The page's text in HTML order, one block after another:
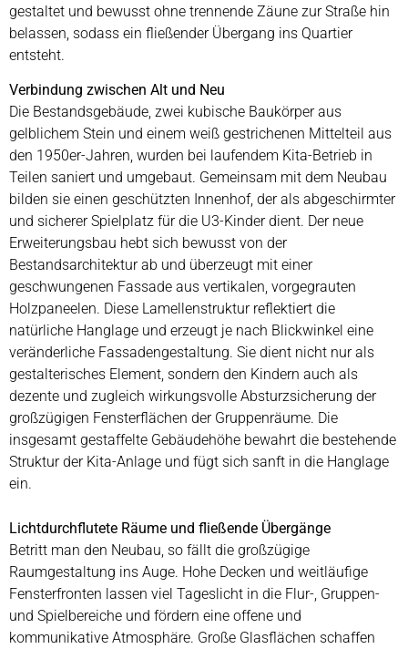
gestaltet und bewusst ohne trennende Zäune zur Straße hin
belassen, sodass ein fließender Übergang ins Quartier
entsteht.
Verbindung zwischen Alt und Neu
Die Bestandsgebäude, zwei kubische Baukörper aus
gelblichem Stein und einem weiß gestrichenen Mittelteil aus
den 1950er-Jahren, wurden bei laufendem Kita-Betrieb in
Teilen saniert und umgebaut. Gemeinsam mit dem Neubau
bilden sie einen geschützten Innenhof, der als abgeschirmter
und sicherer Spielplatz für die U3-Kinder dient. Der neue
Erweiterungsbau hebt sich bewusst von der
Bestandsarchitektur ab und überzeugt mit einer
geschwungenen Fassade aus vertikalen, vorgegrauten
Holzpaneelen. Diese Lamellenstruktur reflektiert die
natürliche Hanglage und erzeugt je nach Blickwinkel eine
veränderliche Fassadengestaltung. Sie dient nicht nur als
gestalterisches Element, sondern den Kindern auch als
dezente und zugleich wirkungsvolle Absturzsicherung der
großzügigen Fensterflächen der Gruppenräume. Die
insgesamt gestaffelte Gebäudehöhe bewahrt die bestehende
Struktur der Kita-Anlage und fügt sich sanft in die Hanglage
ein.
Lichtdurchflutete Räume und fließende Übergänge
Betritt man den Neubau, so fällt die großzügige
Raumgestaltung ins Auge. Hohe Decken und weitläufige
Fensterfronten lassen viel Tageslicht in die Flur-, Gruppen-
und Spielbereiche und fördern eine offene und
kommunikative Atmosphäre. Große Glasflächen schaffen